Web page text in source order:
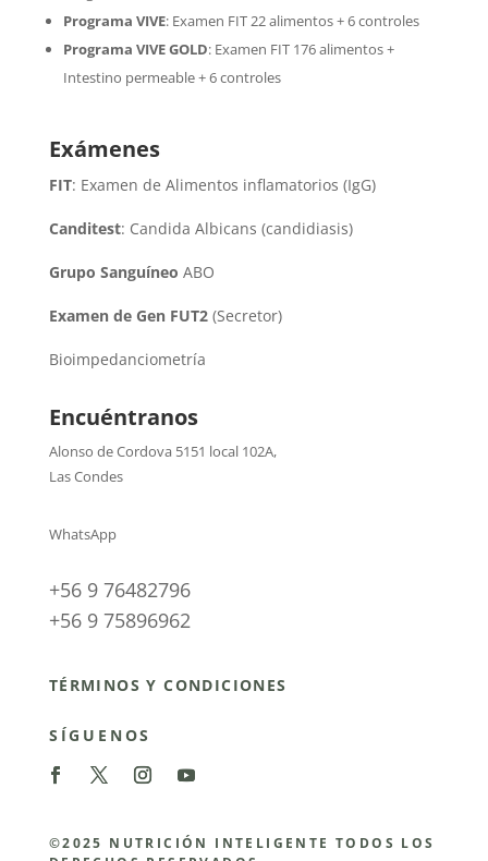
Programa VIVE: Examen FIT 22 alimentos + 6 controles
Programa VIVE GOLD: Examen FIT 176 alimentos +
Intestino permeable + 6 controles
Exámenes
FIT: Examen de Alimentos inflamatorios (IgG)
Canditest: Candida Albicans (candidiasis)
Grupo Sanguíneo ABO
Examen de Gen FUT2(Secretor)
Bioimpedanciometría
Encuéntranos
Alonso de Cordova 5151 local 102A,
Las Condes
WhatsApp
+56 9 76482796
+56 9 75896962
TÉRMINOS Y CONDICIONES
SÍGUENOS
©2025 NUTRICIÓN INTELIGENTE TODOS LOS